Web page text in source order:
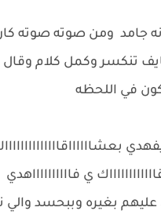
جامد ومن صوته صوته
تنكسر وكمل كلام وقال
في اللحظه
ي فااااااااااهدي
بغيره وببحسد